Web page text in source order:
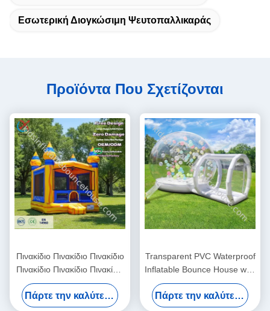
Εσωτερική Διογκώσιμη Ψευτοπαλλικαράς
Προϊόντα Που Σχετίζονται
Πινακίδιο Πινακίδιο Πινακίδιο
Πινακίδιο Πινακίδιο Πινακίδιο
Πινακίδιο Πινακίδιο
Πάρτε την καλύτερη τιμή
Transparent PVC Waterproof
Inflatable Bounce House with
3-Year Warranty and CE
Blower Included Πάρτε την καλύτερη τιμή